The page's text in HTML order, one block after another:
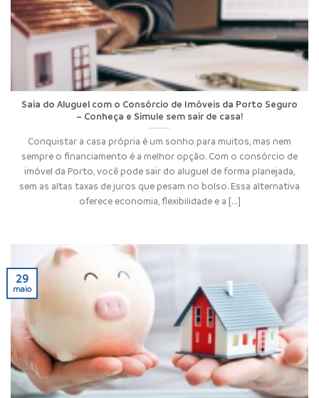
Saia do Aluguel com o Consórcio de Imóveis da Porto Seguro
– Conheça e Simule sem sair de casa!
Conquistar a casa própria é um sonho para muitos, mas nem
sempre o financiamento é a melhor opção. Com o consórcio de
imóvel da Porto, você pode sair do aluguel de forma planejada,
sem as altas taxas de juros que pesam no bolso. Essa alternativa
oferece economia, flexibilidade e a [...]
29
maio